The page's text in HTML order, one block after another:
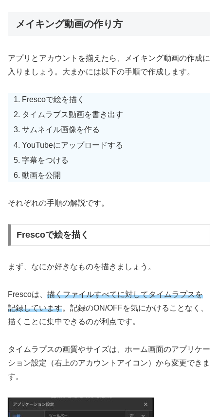
メイキング動画の作り方
アプリとアカウントを揃えたら、メイキング動画の作成に
入りましょう。大まかには以下の手順で作成します。
Frescoで絵を描く
タイムラプス動画を書き出す
サムネイル画像を作る
YouTubeにアップロードする
字幕をつける
動画を公開
それぞれの手順の解説です。
Frescoで絵を描く
まず、なにか好きなものを描きましょう。
Frescoは、 描くファイルすべてに対してタイムラプスを
記録しています。記録のON/OFFを気にかけることなく、
描くことに集中できるのが利点です。
タイムラプスの画質やサイズは、ホーム画面のアプリケー
ション設定（右上のアカウントアイコン）から変更できま
す。